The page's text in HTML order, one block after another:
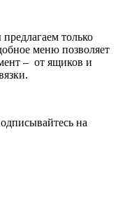
только
меню позволяет
– от ящиков и
на